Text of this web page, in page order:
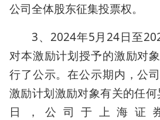
公司全体股东征集投票权。
3、2024年5月24日至
对本激励计划授予的激励对
行了公示。在公示期内，公
激励计划激励对象有关的任
日，公司于上海证